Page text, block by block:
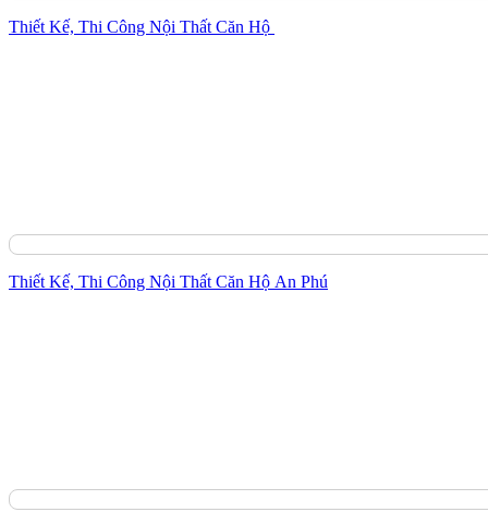
Thiết Kế, Thi Công Nội Thất Căn Hộ
Thiết Kế, Thi Công Nội Thất Căn Hộ An Phú